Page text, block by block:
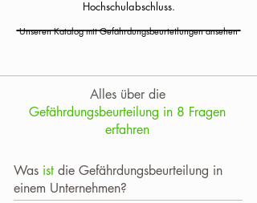
Hochschulabschluss.
Unseren Katalog mit Gefährdungsbeurteilungen ansehen
Alles über die
Gefährdungsbeurteilung in 8 Fragen
erfahren
Was ist die Gefährdungsbeurteilung in
einem Unternehmen?